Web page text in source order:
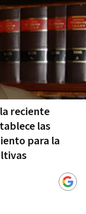
reciente
las
para la